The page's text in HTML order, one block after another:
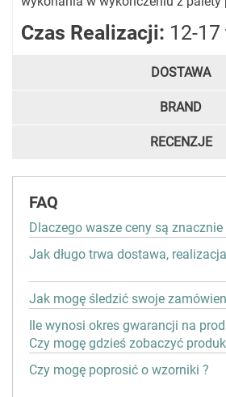
Czas Realizacji: 12-
DOSTAWA
BRAND
RECENZJE
FAQ
Dlaczego wasze ceny są znacznie
Jak długo trwa dostawa,
Jak mogę śledzić swoje
Ile wynosi okres gwarancji na
Czy mogę gdzieś zobaczyć
Czy mogę poprosić o wzorniki ?